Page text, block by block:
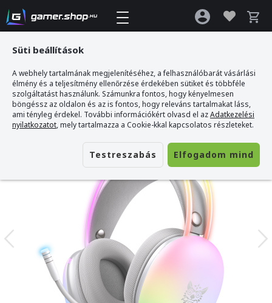
Gamer webshop >Onikuma X25 Gamer Headset
Süti beállítások
A webhely tartalmának megjelenítéséhez, a felhasználóbarát vásárlási
élmény és a teljesítmény ellenőrzése érdekében sütiket és többféle
szolgáltatást használunk. Számunkra fontos, hogy kényelmesen
böngéssz az oldalon és az is fontos, hogy releváns tartalmakat láss,
ami tényleg érdekel. További információkért olvasd el azAdatkezelési
nyilatkozatot, mely tartalmazza a Cookie-kkal kapcsolatos részleteket.
Testreszabás Elfogadom mind